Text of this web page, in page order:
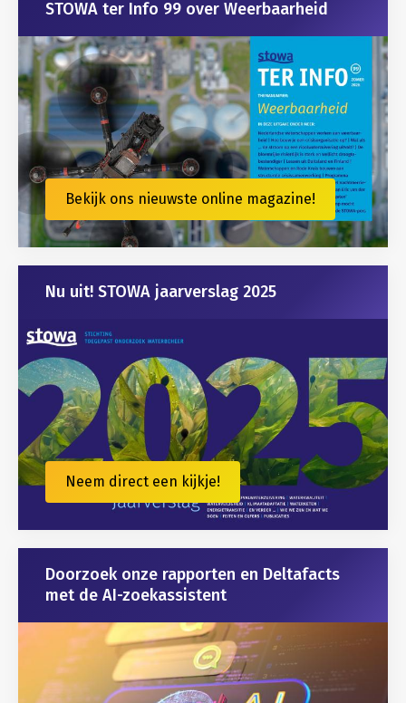
STOWA ter Info 99 over Weerbaarheid
Bekijk ons nieuwste online magazine!
Nu uit! STOWA jaarverslag 2025
Neem direct een kijkje!
Doorzoek onze rapporten en Deltafacts
met de AI-zoekassistent